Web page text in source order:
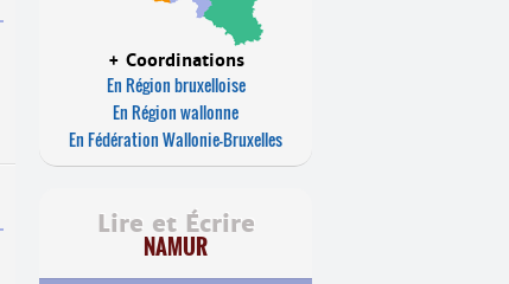
+ Coordinations
En Région bruxelloise
En Région wallonne
En Fédération Wallonie-Bruxelles
Lire et Écrire
NAMUR